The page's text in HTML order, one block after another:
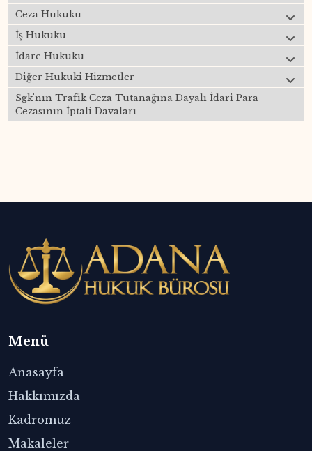
Ceza Hukuku
İş Hukuku
İdare Hukuku
Diğer Hukuki Hizmetler
Sgk'nın Trafik Ceza Tutanağına Dayalı İdari Para
Cezasının İptali Davaları
Menü
Anasayfa
Hakkımızda
Kadromuz
Makaleler